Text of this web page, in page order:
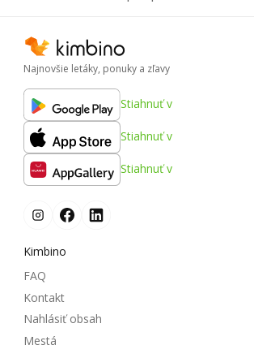
Najnovšie letáky, ponuky a zľavy
Stiahnuť v
Stiahnuť v
Stiahnuť v
Kimbino
FAQ
Kontakt
Nahlásiť obsah
Mestá